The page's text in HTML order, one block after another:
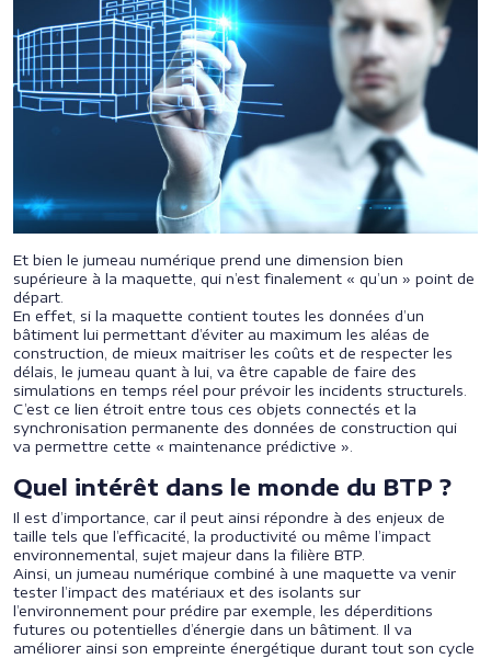
Et bien le jumeau numérique prend une dimension bien
supérieure à la maquette, qui n’est finalement « qu’un » point de
départ.
En effet, si la maquette contient toutes les données d’un
bâtiment lui permettant d’éviter au maximum les aléas de
construction, de mieux maitriser les coûts et de respecter les
délais, le jumeau quant à lui, va être capable de faire des
simulations en temps réel pour prévoir les incidents structurels.
C’est ce lien étroit entre tous ces objets connectés et la
synchronisation permanente des données de construction qui
va permettre cette « maintenance prédictive ».
Quel intérêt dans le monde du BTP ?
Il est d’importance, car il peut ainsi répondre à des enjeux de
taille tels que l’efficacité, la productivité ou même l’impact
environnemental, sujet majeur dans la filière BTP.
Ainsi, un jumeau numérique combiné à une maquette va venir
tester l’impact des matériaux et des isolants sur
l’environnement pour prédire par exemple, les déperditions
futures ou potentielles d’énergie dans un bâtiment. Il va
améliorer ainsi son empreinte énergétique durant tout son cycle